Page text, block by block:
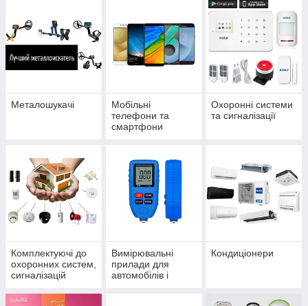
Металошукачі
Мобільні
телефони та
смартфони
Охоронні системи
та сигналізації
Комплектуючі до
охоронних систем,
сигналізацій
Вимірювальні
прилади для
автомобілів і
Кондиціонери